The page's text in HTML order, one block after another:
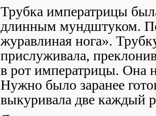
Трубка императрицы
длинным мундштуком.
журавлиная нога».
прислуживала,
в рот императрицы. Она
Нужно было заранее
выкуривала две каждый